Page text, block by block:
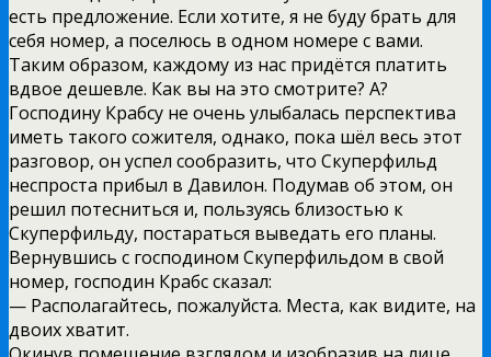
есть предложение. Если хотите, я не буду брать для
себя номер, а поселюсь в одном номере с вами.
Таким образом, каждому из нас придётся платить
вдвое дешевле. Как вы на это смотрите? А?
Господину Крабсу не очень улыбалась перспектива
иметь такого сожителя, однако, пока шёл весь этот
разговор, он успел сообразить, что Скуперфильд
неспроста прибыл в Давилон. Подумав об этом, он
решил потесниться и, пользуясь близостью к
Скуперфильду, постараться выведать его планы.
Вернувшись с господином Скуперфильдом в свой
номер, господин Крабс сказал:
— Располагайтесь, пожалуйста. Места, как видите, на
двоих хватит.